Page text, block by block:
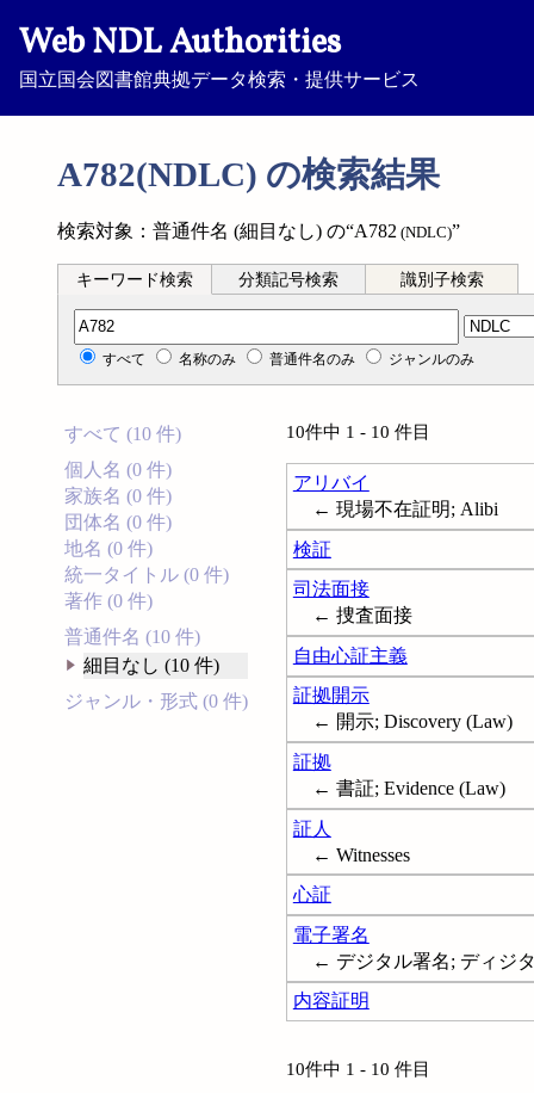
Web NDL Authorities
国立国会図書館典拠データ検索・提供サービス
A782(NDLC) の検索結果
検索対象：普通件名 (細目なし) の“A782 (NDLC)”
キーワード検索 分類記号検索 識別子検索
分類記号検索
すべて 名称のみ 普通件名のみ ジャンルのみ
すべて (10 件)
個人名 (0 件)
家族名 (0 件)
団体名 (0 件)
地名 (0 件)
統一タイトル (0 件)
著作 (0 件)
普通件名 (10 件)
細目なし (10 件)
ジャンル・形式 (0 件)
10件中 1 - 10 件目
アリバイ
← 現場不在証明; Alibi
検証
司法面接
← 捜査面接
自由心証主義
証拠開示
← 開示; Discovery (Law)
証拠
← 書証; Evidence (Law)
証人
← Witnesses
心証
電子署名
← デジタル署名; ディジ
内容証明
10件中 1 - 10 件目